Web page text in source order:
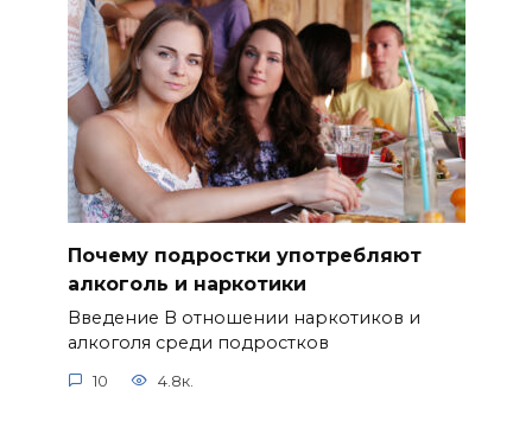
Почему подростки употребляют
алкоголь и наркотики
Введение В отношении наркотиков и
алкоголя среди подростков
10 4.8к.